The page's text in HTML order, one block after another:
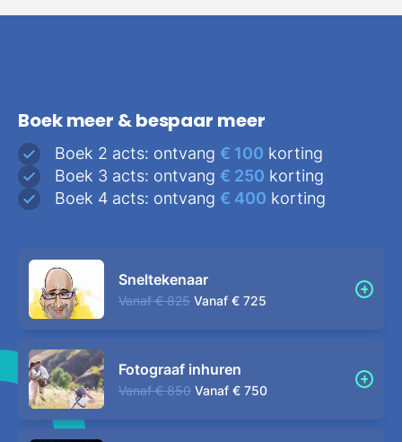
Boek meer & bespaar meer
Boek 2 acts: ontvang € 100 korting
Boek 3 acts: ontvang € 250 korting
Boek 4 acts: ontvang € 400 korting
Sneltekenaar
Vanaf € 825 Vanaf € 725
Fotograaf inhuren
Vanaf € 850 Vanaf € 750